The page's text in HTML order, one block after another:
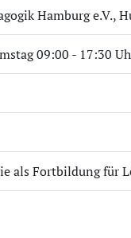
Hamburg e.V.,
09:00 - 17:30
als Fortbildung für